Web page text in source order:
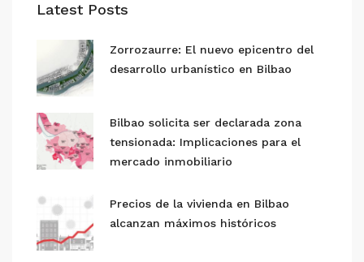
Latest Posts
Zorrozaurre: El nuevo epicentro del
desarrollo urbanístico en Bilbao
Bilbao solicita ser declarada zona
tensionada: Implicaciones para el
mercado inmobiliario
Precios de la vivienda en Bilbao
alcanzan máximos históricos